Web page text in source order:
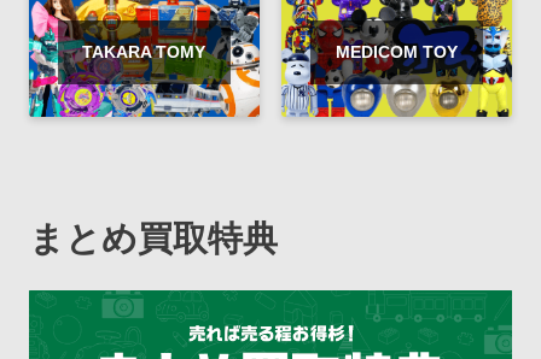
TAKARA TOMY MEDICOM TOY
まとめ買取特典